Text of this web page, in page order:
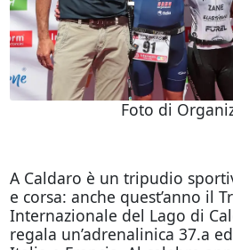
Foto di
A Caldaro è un tripudio
e corsa: anche quest’anno il
Internazionale del Lago di
regala un’adrenalinica 37.a